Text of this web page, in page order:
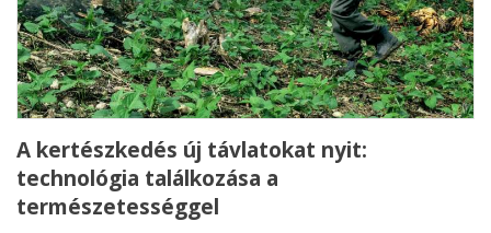
A kertészkedés új távlatokat nyit:
technológia találkozása a
természetességgel